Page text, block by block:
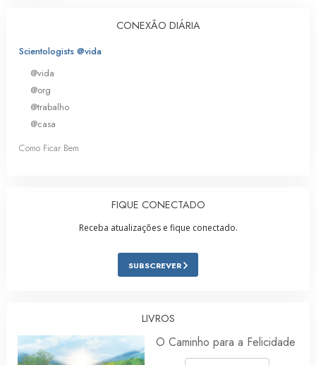
CONEXÃO DIÁRIA
Scientologists @vida
@vida
@org
@trabalho
@casa
Como Ficar Bem
FIQUE CONECTADO
Receba atualizações e fique conectado.
SUBSCREVER
LIVROS
O Caminho para a Felicidade